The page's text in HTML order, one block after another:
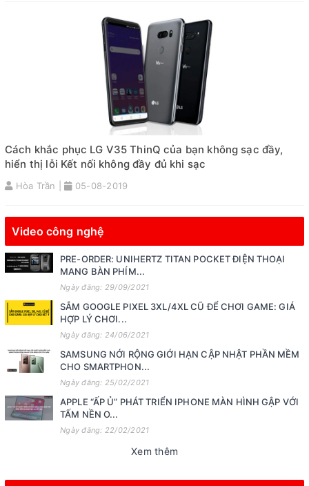
Cách khắc phục LG V35 ThinQ của bạn không sạc đầy,
hiển thị lỗi Kết nối không đầy đủ khi sạc
Hòa Trần | 05-08-2019
Video công nghệ
PRE-ORDER: UNIHERTZ TITAN POCKET ĐIỆN THOẠI
MANG BÀN PHÍM...
Ngày đăng: 29/09/2021
SẮM GOOGLE PIXEL 3XL/4XL CŨ ĐỂ CHƠI GAME: GIÁ
HỢP LÝ CHƠI...
Ngày đăng: 24/06/2021
SAMSUNG NỚI RỘNG GIỚI HẠN CẬP NHẬT PHẦN MỀM
CHO SMARTPHON...
Ngày đăng: 25/02/2021
APPLE “ẤP Ủ” PHÁT TRIỂN IPHONE MÀN HÌNH GẬP VỚI
TẤM NỀN O...
Ngày đăng: 22/02/2021
Xem thêm